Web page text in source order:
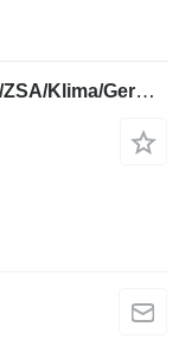
Caterpillar 972 MXE **BJ2018 *12997/ZSA/Klima/German Machine